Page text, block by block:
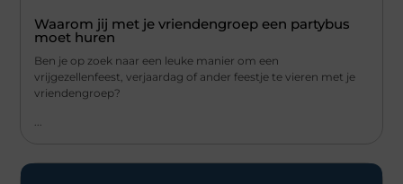
Waarom jij met je vriendengroep een partybus
moet huren
Ben je op zoek naar een leuke manier om een
vrijgezellenfeest, verjaardag of ander feestje te vieren met je
vriendengroep?
...